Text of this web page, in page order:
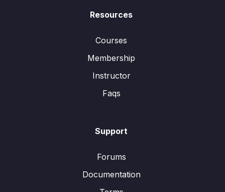
Resources
Courses
Membership
Instructor
Faqs
Support
Forums
Documentation